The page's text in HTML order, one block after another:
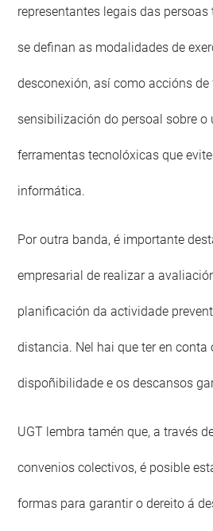
representantes legais das
se definan as modalidades de
desconexión, así como accións
sensibilización do persoal sobre o
ferramentas tecnolóxicas que
informática.
Por outra banda, é importante
empresarial de realizar a
planificación da actividade
distancia. Nel hai que ter en conta
dispoñibilidade e os descansos
UGT lembra tamén que, a través
convenios colectivos, é posible
formas para garantir o dereito á